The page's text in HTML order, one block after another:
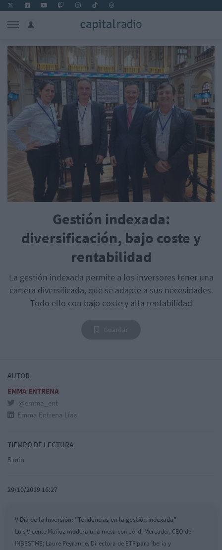
Gestión indexada:
diversificación, bajo coste y
rentabilidad
La gestión indexada permite a los inversores tener una
cartera diversificada, que se adapte a sus necesidades.
Todo ello con bajo coste y alta rentabilidad
AUTOR
EMMA ENTRENA
@emma_ent
Emma Entrena Lías
TIEMPO DE LECTURA
5 min
29/10/2019 16:27
V Día de la Inversión: "Tendencias en la gestión indexada"
Luis Vicente Muñoz modera una mesa con Jordi Mercader, CEO de
INBESTME; Laure Peyranne, Directora de ETF para Iberia y